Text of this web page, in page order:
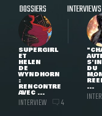
DOSSIERS INTERVIEWS
SUPERGIRL
ET
HELEN
DE
WYNDHORN
:
RENCONTRE
AVEC ...
INTERVIEW 4
DU
...